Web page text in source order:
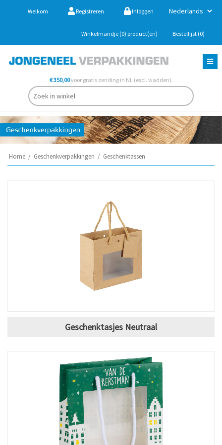
Welkom Registreren Inloggen
Winkelmandje (0) product(en) Bestellijst (0)
€ 350,00voor gratis zending in NL (excl. wadden).
Home / Geschenkverpakkingen / Geschenktassen
Geschenktasjes Neutraal